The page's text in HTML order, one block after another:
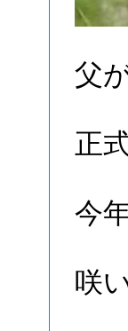
父
正
今
咲